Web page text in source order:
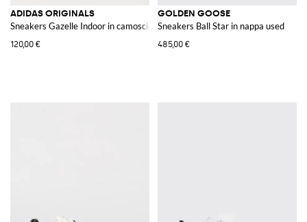
ADIDAS ORIGINALS
Sneakers Gazelle Indoor in camoscio
120,00 €
GOLDEN GOOSE
Sneakers Ball Star in nappa used
485,00 €